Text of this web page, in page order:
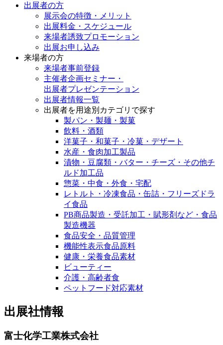
出展者の方
展示会の特徴・メリット
出展料⾦・スケジュール
来場者誘致プロモーション
出展お申し込み
来場者の方
来場者事前登録
主催者企画セミナー・
出展者プレゼンテーション
出展者情報一覧
出展者を用途別カテゴリで探す
製パン・製麺・製菓
飲料・酒類
洋菓子・和菓子・冷菓・デザート
水産・食肉加工製品
漬物・豆腐類・バター・チーズ・その他チ
ルド加工品
惣菜・中食・外食・宅配
レトルト・冷凍食品・缶詰・フリーズドラ
イ食品
PB商品製造・受託加工・賦形剤など・食品
製造機器
食品安全・品質管理
機能性表示食品原料
健康・栄養食品素材
ビューティー
介護・高齢者食
ペットフード対応素材
出展社情報
富士化学工業株式会社